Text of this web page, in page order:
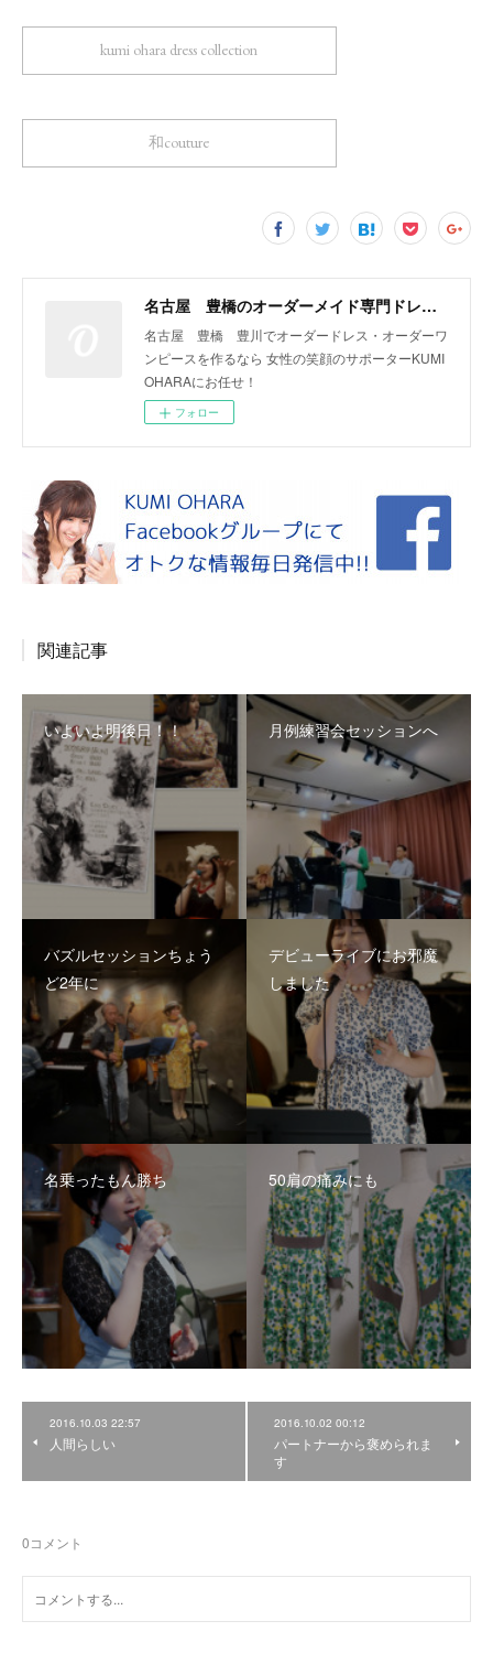
kumi ohara dress collection
和couture
名古屋 豊橋のオーダーメイド専門ドレスデザイナー KUMI OHARA
名古屋 豊橋 豊川でオーダードレス・オーダーワ
ンピースを作るなら 女性の笑顔のサポーターKUMI
OHARAにお任せ！
フォロー
関連記事
いよいよ明後日！！ 月例練習会セッションへ
バズルセッションちょう
ど2年に
デビューライブにお邪魔
しました
名乗ったもん勝ち 50肩の痛みにも
2016.10.03 22:57
人間らしい
2016.10.02 00:12
パートナーから褒められま
す
0コメント